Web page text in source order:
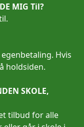
MIG Til?
Hvis
holdsiden.
SKOLE,
tilbud for alle